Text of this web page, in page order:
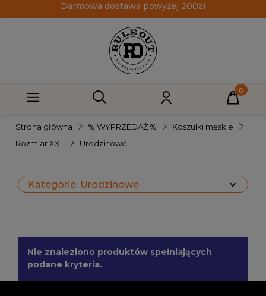
Darmowa dostawa powyżej 200zł
Strona główna % WYPRZEDAŻ %
Koszulki męskie
Rozmiar XXL
Urodzinowe
Kategorie: Urodzinowe
Nie znaleziono produktów spełniających
podane kryteria.